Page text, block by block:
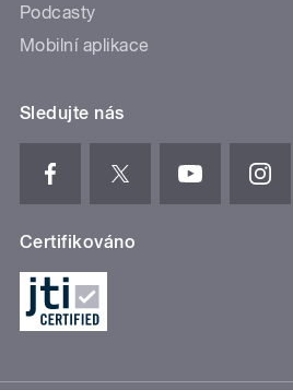
Podcasty
Mobilní aplikace
Sledujte nás
Certifikováno